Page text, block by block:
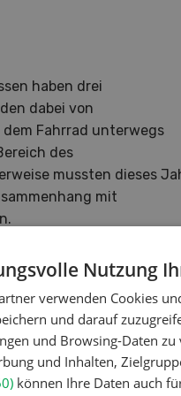
haben drei
dabei von
Fahrrad unterwegs
des
mussten dieses
mit
daher können keine
Vergleich der
den Vorjahren zeigt
Tierhaltung zukommt und
die Schweizer
und Extremwetter
kann.
MEHR ERFAHREN
Nutzung
verwenden Cookies
und darauf
und Browsing-Daten
und Inhalten,
können Ihre Daten auch